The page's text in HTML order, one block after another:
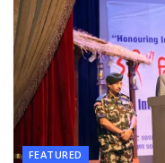
FEATURED